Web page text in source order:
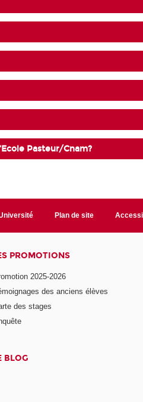
Pasteur/Cnam?
Plan de site
PROMOTIONS
2025-2026
des anciens élèves
des stages
BLOG